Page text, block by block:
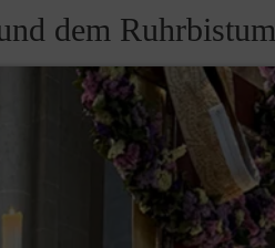
dem Ruhrbistum